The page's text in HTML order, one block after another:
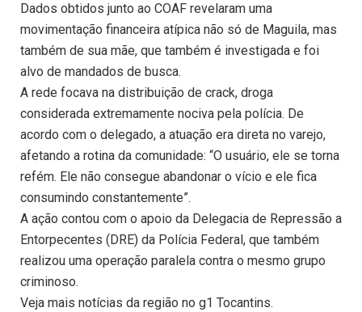
Dados obtidos junto ao COAF revelaram uma
movimentação financeira atípica não só de Maguila, mas
também de sua mãe, que também é investigada e foi
alvo de mandados de busca.
A rede focava na distribuição de crack, droga
considerada extremamente nociva pela polícia. De
acordo com o delegado, a atuação era direta no varejo,
afetando a rotina da comunidade: “O usuário, ele se torna
refém. Ele não consegue abandonar o vício e ele fica
consumindo constantemente”.
A ação contou com o apoio da Delegacia de Repressão a
Entorpecentes (DRE) da Polícia Federal, que também
realizou uma operação paralela contra o mesmo grupo
criminoso.
Veja mais notícias da região no g1 Tocantins.